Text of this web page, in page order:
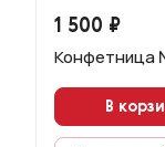
1 500 ₽
Конфетница
В